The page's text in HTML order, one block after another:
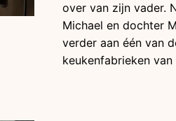
over van zijn vader.
Michael en dochter
verder aan één van
keukenfabrieken van